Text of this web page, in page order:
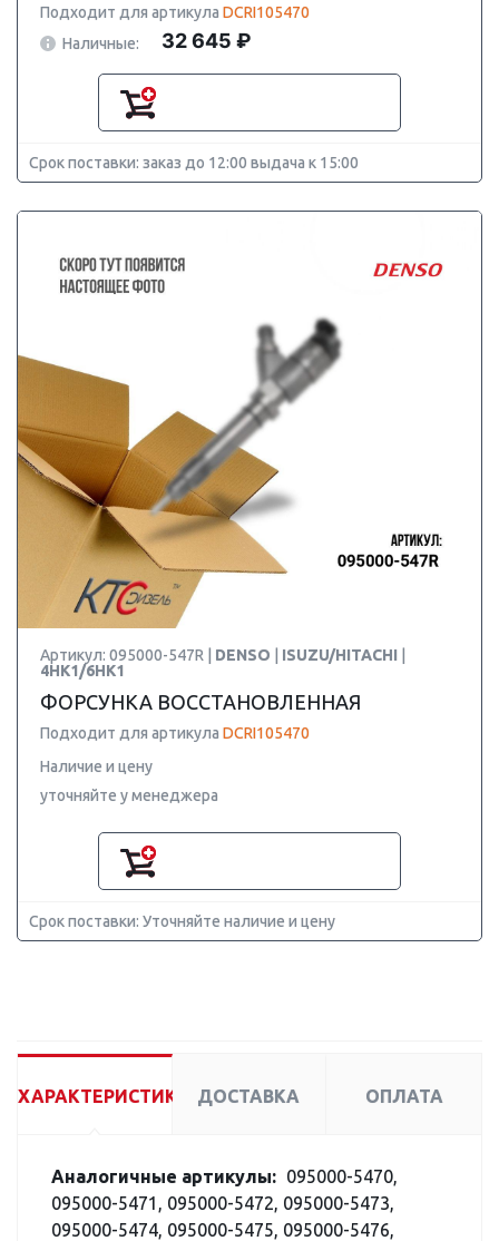
Подходит для артикула DCRI105470
Наличные:
32 645 ₽
Срок поставки: заказ до 12:00 выдача к 15:00
Артикул: 095000-547R | DENSO ISUZU/HITACHI
4HK1/6HK1
ФОРСУНКА ВОССТАНОВЛЕННАЯ
Подходит для артикула DCRI105470
Наличие и цену
уточняйте у менеджера
Срок поставки: Уточняйте наличие и цену
ХАРАКТЕРИСТИКИ ДОСТАВКА ОПЛАТА
Аналогичные артикулы: 095000-5470,
095000-5471, 095000-5472, 095000-5473,
095000-5474, 095000-5475, 095000-5476,